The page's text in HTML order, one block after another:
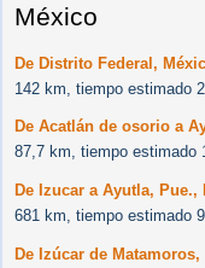
México
De Distrito Federal,
142 km, tiempo estimado
De Acatlán de osorio a
87,7 km, tiempo estimado
De Izucar a Ayutla, Pue.,
681 km, tiempo estimado
De Izúcar de